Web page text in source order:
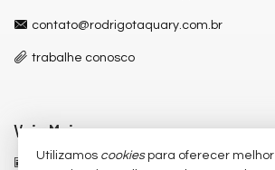
contato@rodrigotaquary.com.br
trabalhe conosco
Veja Mais
receba nosso newsletter
Utilizamos cookiespara oferecer melhor